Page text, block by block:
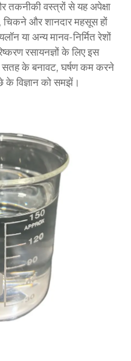
वस्त्रों से यह अपेक्षा
चिकने और शानदार महसूस हों
या अन्य मानव-निर्मित रेशों
रसायनज्ञों के लिए इस
सतह के बनावट, घर्षण कम करने
विज्ञान को समझें।